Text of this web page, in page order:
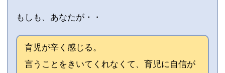
もしも、あなたが・・
育児が辛く感じる。
言うことをきいてくれなくて、育児に自信が